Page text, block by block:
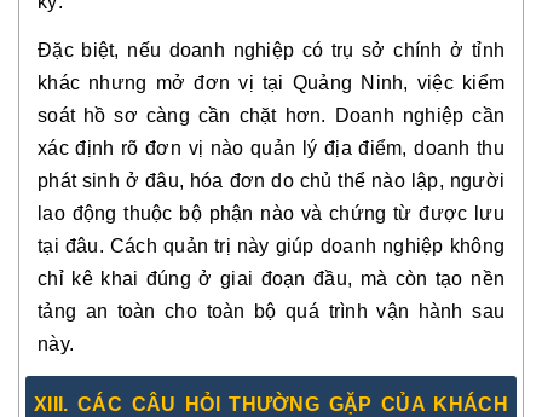
Đặc biệt, nếu doanh nghiệp có trụ sở chính ở tỉnh
khác nhưng mở đơn vị tại Quảng Ninh, việc kiểm
soát hồ sơ càng cần chặt hơn. Doanh nghiệp cần
xác định rõ đơn vị nào quản lý địa điểm, doanh thu
phát sinh ở đâu, hóa đơn do chủ thể nào lập, người
lao động thuộc bộ phận nào và chứng từ được lưu
tại đâu. Cách quản trị này giúp doanh nghiệp không
chỉ kê khai đúng ở giai đoạn đầu, mà còn tạo nền
tảng an toàn cho toàn bộ quá trình vận hành sau
này.
XIII. CÁC CÂU HỎI THƯỜNG GẶP CỦA KHÁCH